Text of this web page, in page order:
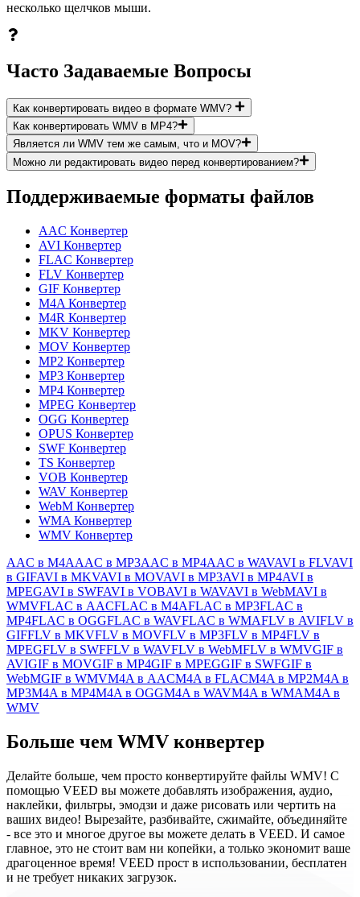
несколько щелчков мыши.
Часто Задаваемые Вопросы
Как конвертировать видео в формате WMV?
Как конвертировать WMV в MP4?
Является ли WMV тем же самым, что и MOV?
Можно ли редактировать видео перед конвертированием?
Поддерживаемые форматы файлов
AAC Конвертер
AVI Конвертер
FLAC Конвертер
FLV Конвертер
GIF Конвертер
M4A Конвертер
M4R Конвертер
MKV Конвертер
MOV Конвертер
MP2 Конвертер
MP3 Конвертер
MP4 Конвертер
MPEG Конвертер
OGG Конвертер
OPUS Конвертер
SWF Конвертер
TS Конвертер
VOB Конвертер
WAV Конвертер
WebM Конвертер
WMA Конвертер
WMV Конвертер
AAC в M4AAAC в MP3AAC в MP4AAC в WAVAVI в FLVAVI
в GIFAVI в MKVAVI в MOVAVI в MP3AVI в MP4AVI в
MPEGAVI в SWFAVI в VOBAVI в WAVAVI в WebMAVI в
WMVFLAC в AACFLAC в M4AFLAC в MP3FLAC в
MP4FLAC в OGGFLAC в WAVFLAC в WMAFLV в AVIFLV в
GIFFLV в MKVFLV в MOVFLV в MP3FLV в MP4FLV в
MPEGFLV в SWFFLV в WAVFLV в WebMFLV в WMVGIF в
AVIGIF в MOVGIF в MP4GIF в MPEGGIF в SWFGIF в
WebMGIF в WMVM4A в AACM4A в FLACM4A в MP2M4A в
MP3M4A в MP4M4A в OGGM4A в WAVM4A в WMAM4A в
WMV
Больше чем WMV конвертер
Делайте больше, чем просто конвертируйте файлы WMV! С
помощью VEED вы можете добавлять изображения, аудио,
наклейки, фильтры, эмодзи и даже рисовать или чертить на
ваших видео! Вырезайте, разбивайте, сжимайте, объединяйте
- все это и многое другое вы можете делать в VEED. И самое
главное, это не стоит вам ни копейки, а только экономит ваше
драгоценное время! VEED прост в использовании, бесплатен
и не требует никаких загрузок.